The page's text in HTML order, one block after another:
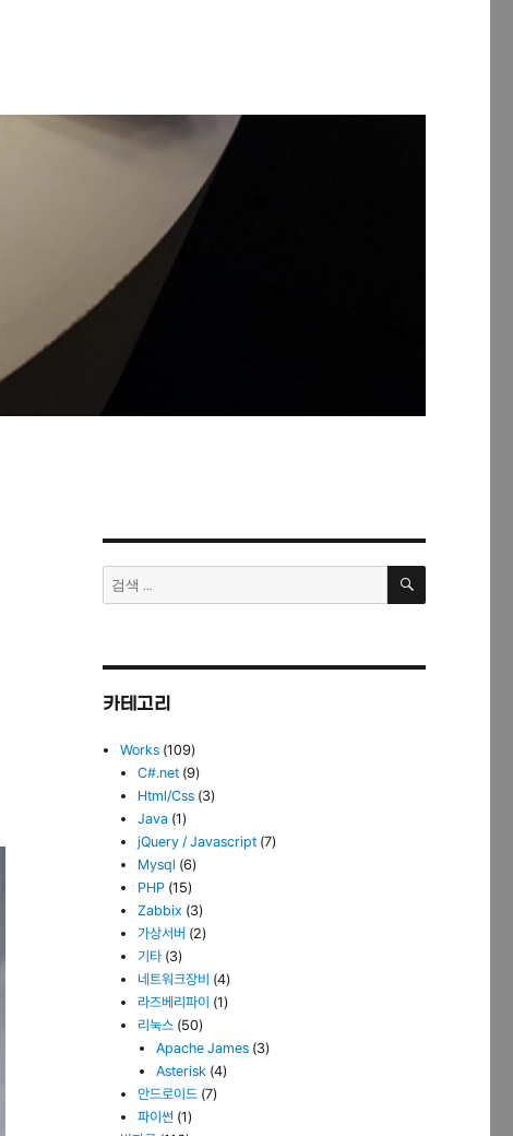
검
색:
검
카테고리
Works (109)
C#.net (9)
Html/Css (3)
Java (1)
jQuery / Javascript (7)
Mysql (6)
PHP (15)
Zabbix (3)
가상서버 (2)
기타 (3)
네트워크장비 (4)
라즈베리파이 (1)
리눅스 (50)
Apache James(3)
Asterisk(4)
안드로이드 (7)
파이썬 (1)